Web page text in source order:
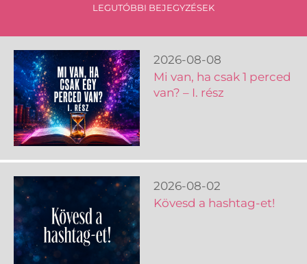
LEGUTÓBBI BEJEGYZÉSEK
2026-08-08
Mi van, ha csak 1 perced
van? – I. rész
2026-08-02
Kövesd a hashtag-et!